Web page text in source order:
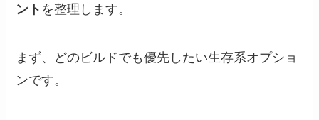
ント を整理します。
まず、どのビルドでも優先したい生存系オプショ
ンです。